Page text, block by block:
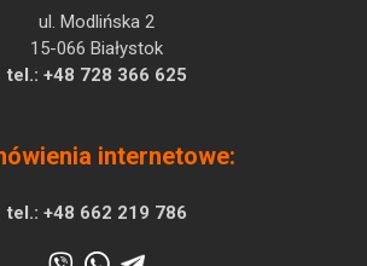
ul. Modlińska 2
15-066 Białystok
tel.: +48 728 366 625
internetowe:
tel.: +48 662 219 786